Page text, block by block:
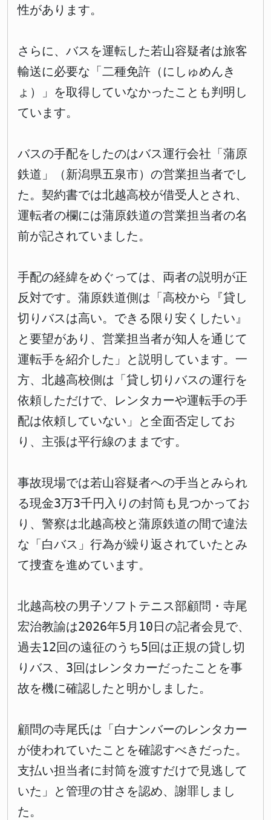
性があります。
さらに、バスを運転した若山容疑者は旅客
輸送に必要な「二種免許（にしゅめんき
ょ）」を取得していなかったことも判明し
ています。
バスの手配をしたのはバス運行会社「蒲原
鉄道」（新潟県五泉市）の営業担当者でし
た。契約書では北越高校が借受人とされ、
運転者の欄には蒲原鉄道の営業担当者の名
前が記されていました。
手配の経緯をめぐっては、両者の説明が正
反対です。蒲原鉄道側は「高校から『貸し
切りバスは高い。できる限り安くしたい』
と要望があり、営業担当者が知人を通じて
運転手を紹介した」と説明しています。一
方、北越高校側は「貸し切りバスの運行を
依頼しただけで、レンタカーや運転手の手
配は依頼していない」と全面否定してお
り、主張は平行線のままです。
事故現場では若山容疑者への手当とみられ
る現金3万3千円入りの封筒も見つかってお
り、警察は北越高校と蒲原鉄道の間で違法
な「白バス」行為が繰り返されていたとみ
て捜査を進めています。
北越高校の男子ソフトテニス部顧問・寺尾
宏治教諭は2026年5月10日の記者会見で、
過去12回の遠征のうち5回は正規の貸し切
りバス、3回はレンタカーだったことを事
故を機に確認したと明かしました。
顧問の寺尾氏は「白ナンバーのレンタカー
が使われていたことを確認すべきだった。
支払い担当者に封筒を渡すだけで見逃して
いた」と管理の甘さを認め、謝罪しまし
た。